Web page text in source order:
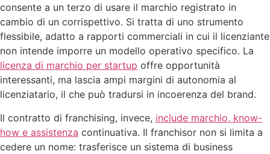
consente a un terzo di usare il marchio registrato in
cambio di un corrispettivo. Si tratta di uno strumento
flessibile, adatto a rapporti commerciali in cui il licenziante
non intende imporre un modello operativo specifico. La
licenza di marchio per startup offre opportunità
interessanti, ma lascia ampi margini di autonomia al
licenziatario, il che può tradursi in incoerenza del brand.
Il contratto di franchising, invece, include marchio, know-
how e assistenza continuativa. Il franchisor non si limita a
cedere un nome: trasferisce un sistema di business